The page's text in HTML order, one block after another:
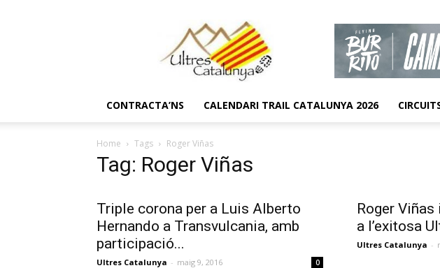
CONTRACTA’NS CALENDARI TRAIL CATALUNYA 2026
Home Tags Roger Viñas
Tag: Roger Viñas
Triple corona per a Luis Alberto
Hernando a Transvulcania, amb
participació...
Ultres Catalunya - maig 9, 2016 0
Roger
a l’exitosa
Ultres Catalunya -